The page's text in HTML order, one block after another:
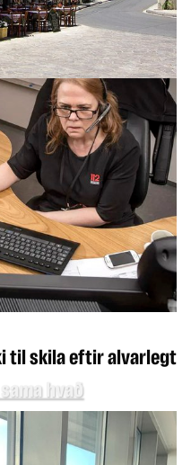
til skila eftir alvarlegt
hvað